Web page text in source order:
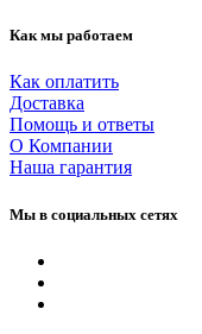
Как мы работаем
Как оплатить
Доставка
Помощь и ответы
О Компании
Наша гарантия
Мы в социальных сетях